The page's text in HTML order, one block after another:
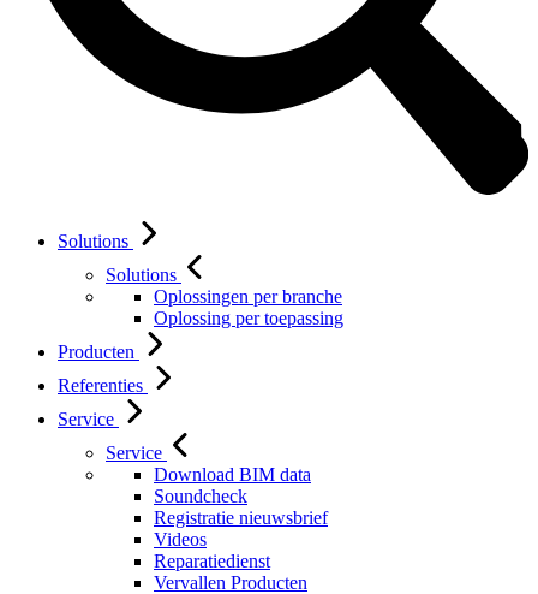
Solutions
Solutions
Oplossingen per branche
Oplossing per toepassing
Producten
Referenties
Service
Service
Download BIM data
Soundcheck
Registratie nieuwsbrief
Videos
Reparatiedienst
Vervallen Producten